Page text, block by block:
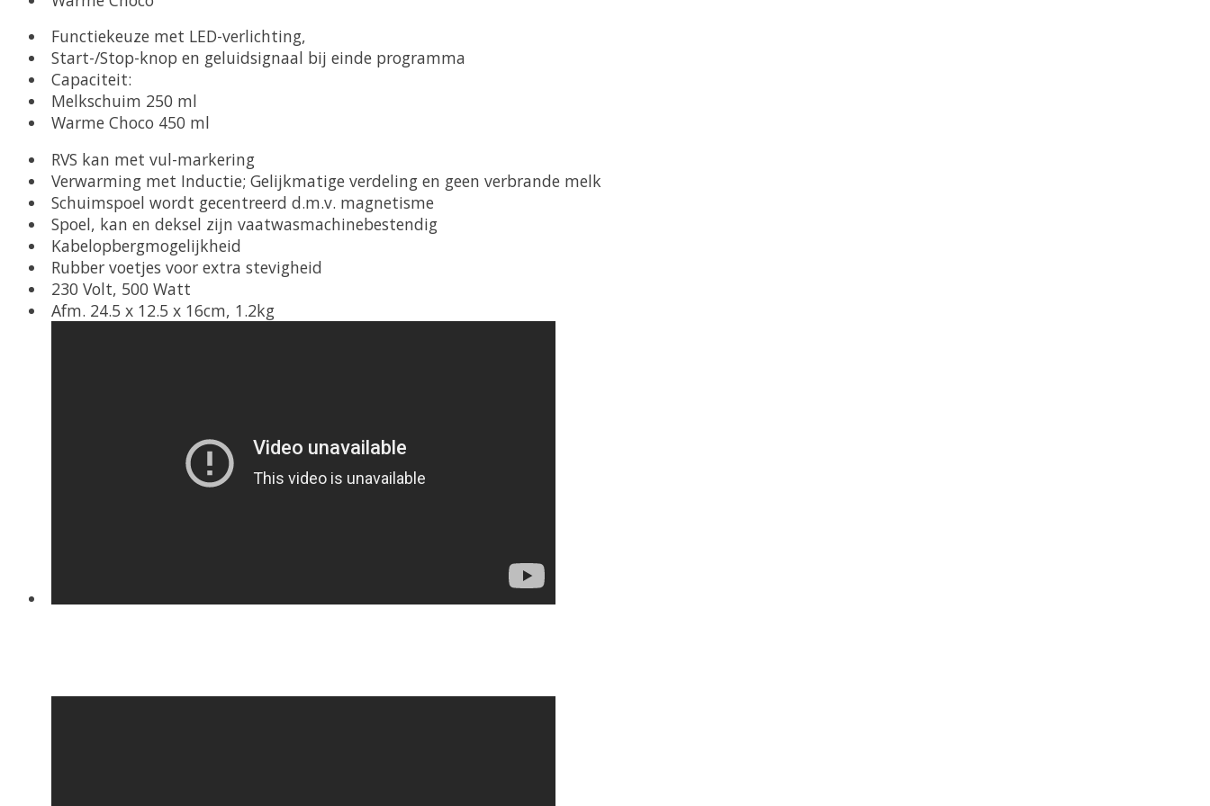
Functiekeuze met LED-verlichting,
Start-/Stop-knop en geluidsignaal bij einde programma
Capaciteit:
Melkschuim 250 ml
Warme Choco 450 ml
RVS kan met vul-markering
Verwarming met Inductie; Gelijkmatige verdeling en geen verbrande melk
Schuimspoel wordt gecentreerd d.m.v. magnetisme
Spoel, kan en deksel zijn vaatwasmachinebestendig
Kabelopbergmogelijkheid
Rubber voetjes voor extra stevigheid
230 Volt, 500 Watt
Afm. 24.5 x 12.5 x 16cm, 1.2kg